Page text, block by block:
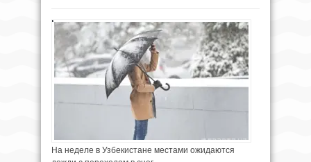
На неделе в Узбекистане местами ожидаются